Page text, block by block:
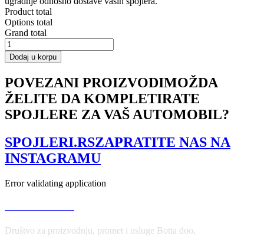
Product total
Options total
Grand total
Rear
Side
Splitters
BMW
X2
F39
M-
količina
Dodaj u korpu
POVEZANI PROIZVODIMOŽDA
ŽELITE DA KOMPLETIRATE
SPOJLERE ZA VAŠ AUTOMOBIL?
SPOJLERI.RSZAPRATITE NAS NA
INSTAGRAMU
Error validating application
Društvo za proizvodnju, promet i usluge Botta doo,